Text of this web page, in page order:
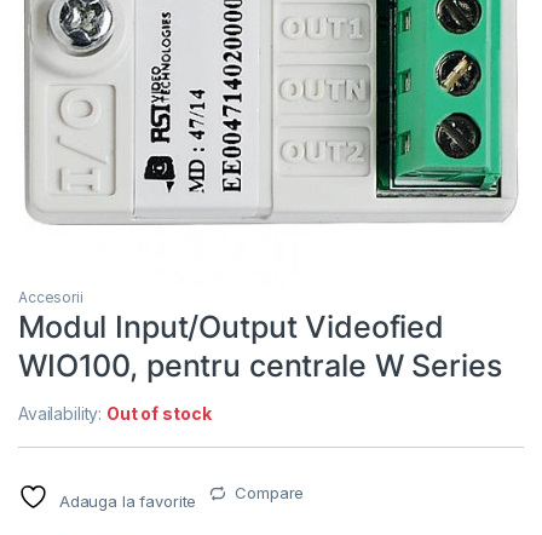
Accesorii
Modul Input/Output Videofied
WIO100, pentru centrale W Series
Availability: Out of stock
Adauga la favorite Compare